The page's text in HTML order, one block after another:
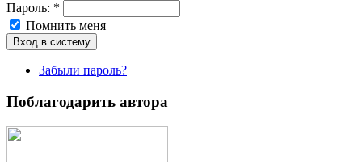
Пароль: *
Помнить меня
Забыли пароль?
Поблагодарить автора